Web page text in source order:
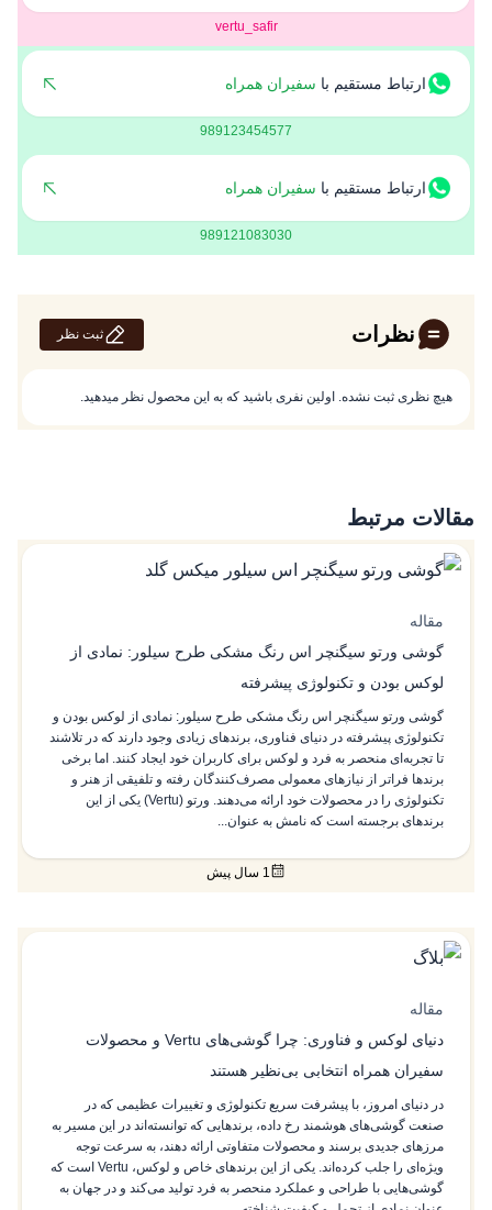
vertu_safir
ارتباط مستقیم با سفیران همراه
989123454577
ارتباط مستقیم با سفیران همراه
989121083030
نظرات ثبت نظر
هیچ نظری ثبت نشده. اولین نفری باشید که به این محصول نظر میدهید.
مقالات مرتبط
مقاله
گوشی ورتو سیگنچر اس رنگ مشکی طرح سیلور: نمادی از
لوکس بودن و تکنولوژی پیشرفته
گوشی ورتو سیگنچر اس رنگ مشکی طرح سیلور: نمادی از لوکس بودن و
تکنولوژی پیشرفته در دنیای فناوری، برندهای زیادی وجود دارند که در تلاشند
تا تجربه‌ای منحصر به فرد و لوکس برای کاربران خود ایجاد کنند. اما برخی
برندها فراتر از نیازهای معمولی مصرف‌کنندگان رفته و تلفیقی از هنر و
تکنولوژی را در محصولات خود ارائه می‌دهند. ورتو (Vertu) یکی از این
برندهای برجسته است که نامش به عنوان...
1 سال پیش
مقاله
دنیای لوکس و فناوری: چرا گوشی‌های Vertu و محصولات
سفیران همراه انتخابی بی‌نظیر هستند
در دنیای امروز، با پیشرفت سریع تکنولوژی و تغییرات عظیمی که در
صنعت گوشی‌های هوشمند رخ داده، برندهایی که توانسته‌اند در این مسیر به
مرزهای جدیدی برسند و محصولات متفاوتی ارائه دهند، به سرعت توجه
ویژه‌ای را جلب کرده‌اند. یکی از این برندهای خاص و لوکس، Vertu است که
گوشی‌هایی با طراحی و عملکرد منحصر به فرد تولید می‌کند و در جهان به